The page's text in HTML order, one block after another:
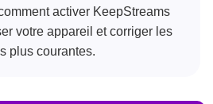
activer KeepStreams
votre appareil et corriger les
plus courantes.